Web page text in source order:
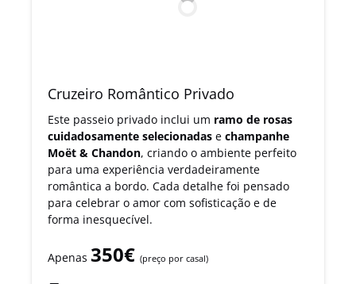
Cruzeiro Romântico Privado
Este passeio privado inclui um ramo de rosas
cuidadosamente selecionadas e champanhe
Moët & Chandon, criando o ambiente perfeito
para uma experiência verdadeiramente
romântica a bordo. Cada detalhe foi pensado
para celebrar o amor com sofisticação e de
forma inesquecível.
Apenas 350€ (preço por casal)